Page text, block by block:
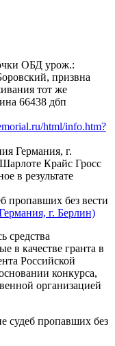
ОБД урож.:
призвна
тот же
66438 дбп
html/info.htm?
Германия, г.
Крайс Гросс
в результате
пропавших без вести
г. Берлин)
средства
в качестве гранта в
Российской
конкурса,
организацией
судеб пропавших без